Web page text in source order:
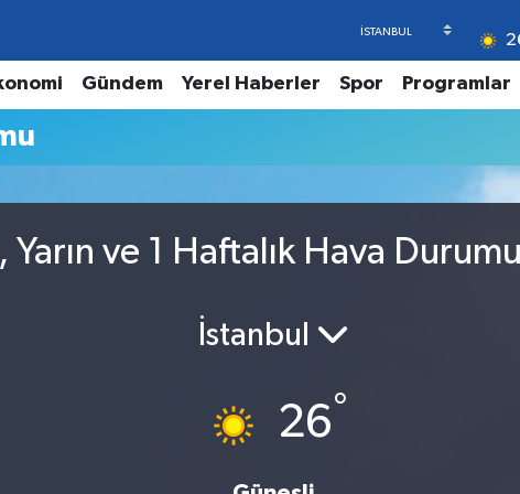
Gündem Yerel Haberler Spor Programlar
Yarın ve 1 Haftalık Hava
İstanbul
26°